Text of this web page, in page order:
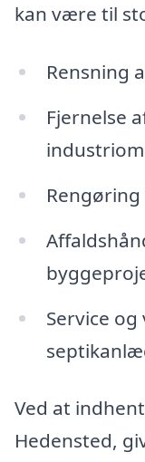
kan være til
Rensning
Fjernelse
Service
Ved at
Hedensted,